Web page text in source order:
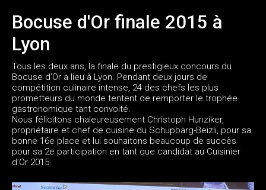
Bocuse d'Or finale 2015 à
Lyon
Tous les deux ans, la finale du prestigieux concours du
Bocuse d'Or a lieu à Lyon. Pendant deux jours de
compétition culinaire intense, 24 des chefs les plus
prometteurs du monde tentent de remporter le trophée
gastronomique tant convoité.
Nous félicitons chaleureusement Christoph Hunziker,
propriétaire et chef de cuisine du Schüpbärg-Beizli, pour sa
bonne 16e place et lui souhaitons beaucoup de succès
pour sa 2e participation en tant que candidat au Cuisinier
d'Or 2015.